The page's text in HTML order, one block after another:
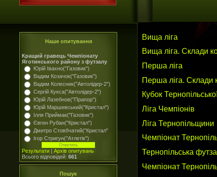
Наше опитування
Кращий гравець Чемпіонату
Яготинського району з футзалу
Юрій Івахно("Газовик")
Вадим Козачок("Газовик")
Вадим Колесник("Автолідер-2")
Сергій Кукса("Автолідер-2")
Юрій Лазебнов("Прапор")
Юрій Маршевський("Кристал")
Ілля Приймак("Газовик")
Євген Рубан("Кристал")
Дмитро Стовбчатий("Кристал"
Ігор Стригун("Атлетік")
Результати | Архів опитувань
Всього відповідей: 661
Пошук
Вища ліга
Вища ліга. Склади
Перша ліга
Перша ліга. Склади
Кубок
Ліга Чемпіонів
Ліга Тернопільщини
Чемпіонат
Тернопільська
Чемпіонат